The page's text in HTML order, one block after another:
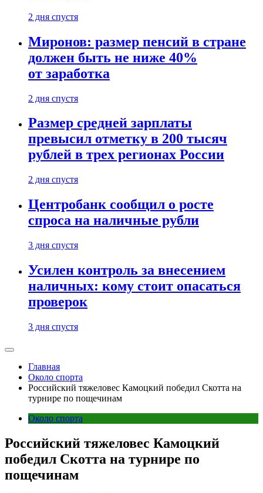
2 дня спустя
Миронов: размер пенсий в стране
должен быть не ниже 40%
от заработка
2 дня спустя
Размер средней зарплаты
превысил отметку в 200 тысяч
рублей в трех регионах России
2 дня спустя
Центробанк сообщил о росте
спроса на наличные рубли
3 дня спустя
Усилен контроль за внесением
наличных: кому стоит опасаться
проверок
3 дня спустя
Главная
Около спорта
Российский тяжеловес Камоцкий победил Скотта на
турнире по пощечинам
Около спорта
Российский тяжеловес Камоцкий
победил Скотта на турнире по
пощечинам